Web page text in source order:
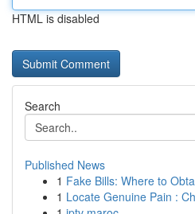
HTML is disabled
Search
Published News
1 Fake Bills: Where to
1 Locate Genuine Pain :